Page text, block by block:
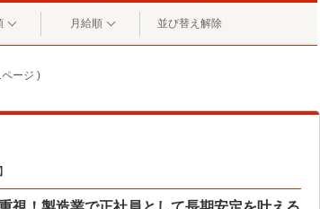
月給順 並び替え解除
ージ )